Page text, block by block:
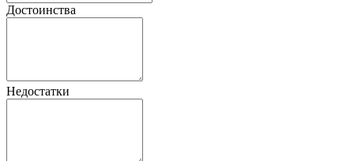
Достоинства
Недостатки